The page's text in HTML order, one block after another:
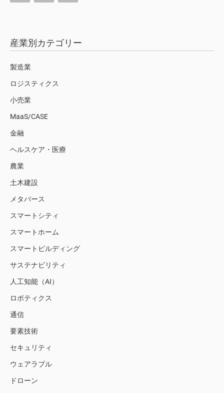
産業別カテゴリー
製造業
ロジスティクス
小売業
MaaS/CASE
金融
ヘルスケア・医療
農業
土木建設
メタバース
スマートシティ
スマートホーム
スマートビルディング
サステナビリティ
人工知能（AI）
ロボティクス
通信
要素技術
セキュリティ
ウェアラブル
ドローン